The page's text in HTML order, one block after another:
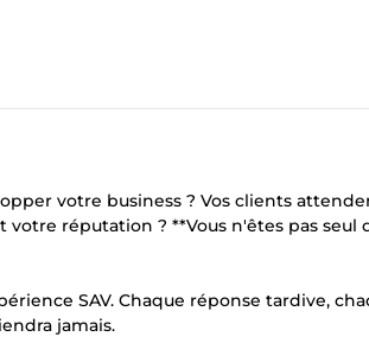
votre business ? Vos clients
réputation ? **Vous n'êtes pas seul
SAV. Chaque réponse tardive,
jamais.